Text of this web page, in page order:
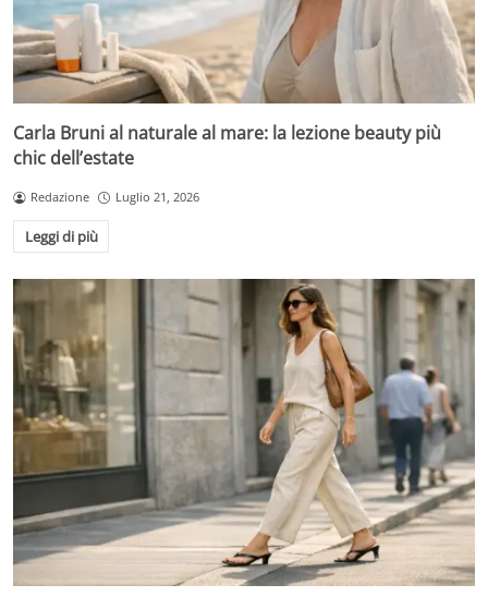
Carla Bruni al naturale al mare: la lezione beauty più
chic dell’estate
Redazione Luglio 21, 2026
Leggi di più